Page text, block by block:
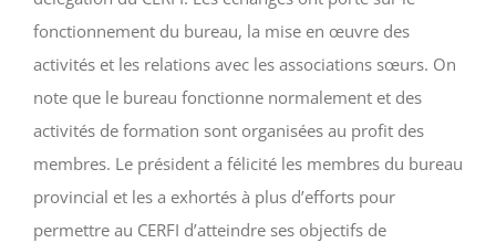
fonctionnement du bureau, la mise en œuvre des
activités et les relations avec les associations sœurs. On
note que le bureau fonctionne normalement et des
activités de formation sont organisées au profit des
membres. Le président a félicité les membres du bureau
provincial et les a exhortés à plus d’efforts pour
permettre au CERFI d’atteindre ses objectifs de